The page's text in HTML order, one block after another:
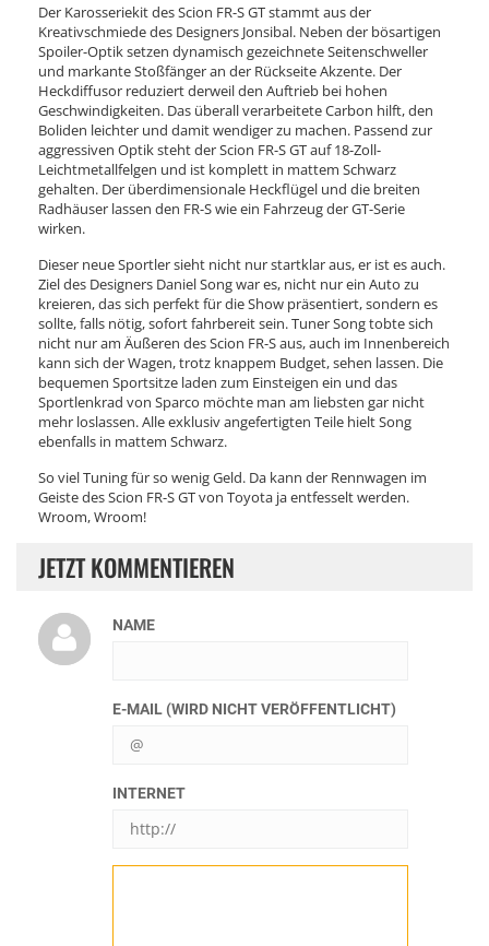
Der Karosseriekit des Scion FR-S GT stammt aus der
Kreativschmiede des Designers Jonsibal. Neben der bösartigen
Spoiler-Optik setzen dynamisch gezeichnete Seitenschweller
und markante Stoßfänger an der Rückseite Akzente. Der
Heckdiffusor reduziert derweil den Auftrieb bei hohen
Geschwindigkeiten. Das überall verarbeitete Carbon hilft, den
Boliden leichter und damit wendiger zu machen. Passend zur
aggressiven Optik steht der Scion FR-S GT auf 18-Zoll-
Leichtmetallfelgen und ist komplett in mattem Schwarz
gehalten. Der überdimensionale Heckflügel und die breiten
Radhäuser lassen den FR-S wie ein Fahrzeug der GT-Serie
wirken.
Dieser neue Sportler sieht nicht nur startklar aus, er ist es auch.
Ziel des Designers Daniel Song war es, nicht nur ein Auto zu
kreieren, das sich perfekt für die Show präsentiert, sondern es
sollte, falls nötig, sofort fahrbereit sein. Tuner Song tobte sich
nicht nur am Äußeren des Scion FR-S aus, auch im Innenbereich
kann sich der Wagen, trotz knappem Budget, sehen lassen. Die
bequemen Sportsitze laden zum Einsteigen ein und das
Sportlenkrad von Sparco möchte man am liebsten gar nicht
mehr loslassen. Alle exklusiv angefertigten Teile hielt Song
ebenfalls in mattem Schwarz.
So viel Tuning für so wenig Geld. Da kann der Rennwagen im
Geiste des Scion FR-S GT von Toyota ja entfesselt werden.
Wroom, Wroom!
JETZT KOMMENTIEREN
NAME
E-MAIL (WIRD NICHT VERÖFFENTLICHT)
INTERNET